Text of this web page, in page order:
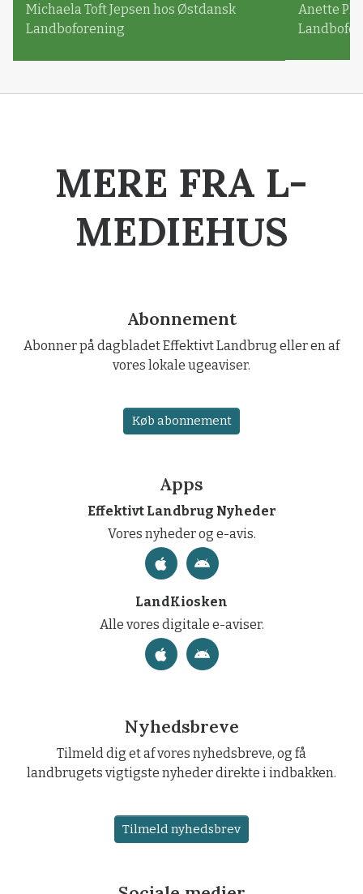
Michaela Toft Jepsen hos Østdansk
Landboforening
Anette
MERE FRA L-
MEDIEHUS
Abonnement
Abonner på dagbladet Effektivt Landbrug eller en af
vores lokale ugeaviser.
Køb abonnement
Apps
Effektivt Landbrug Nyheder
Vores nyheder og e-avis.
LandKiosken
Alle vores digitale e-aviser.
Nyhedsbreve
Tilmeld dig et af vores nyhedsbreve, og få
landbrugets vigtigste nyheder direkte i indbakken.
Tilmeld nyhedsbrev